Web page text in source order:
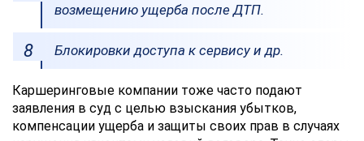
возмещению ущерба после ДТП.
Блокировки доступа к сервису и др.
Каршеринговые компании тоже часто подают
заявления в суд с целью взыскания убытков,
компенсации ущерба и защиты своих прав в случаях